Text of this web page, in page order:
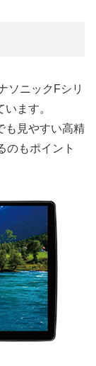
ソニックFシリ
ます。
も見やすい高精
のもポイント